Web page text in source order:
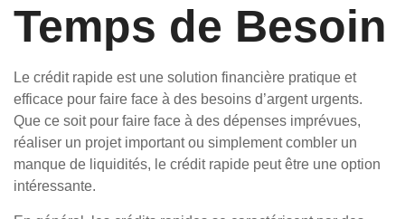
Temps de Besoin
Le crédit rapide est une solution financière pratique et
efficace pour faire face à des besoins d’argent urgents.
Que ce soit pour faire face à des dépenses imprévues,
réaliser un projet important ou simplement combler un
manque de liquidités, le crédit rapide peut être une option
intéressante.